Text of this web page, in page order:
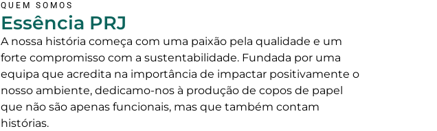
QUEM SOMOS
Essência PRJ
A nossa história começa com uma paixão pela qualidade e um
forte compromisso com a sustentabilidade. Fundada por uma
equipa que acredita na importância de impactar positivamente o
nosso ambiente, dedicamo-nos à produção de copos de papel
que não são apenas funcionais, mas que também contam
histórias.